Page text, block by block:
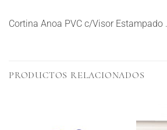
Cortina Anoa PVC c/Visor Estampado .
PRODUCTOS RELACIONADOS